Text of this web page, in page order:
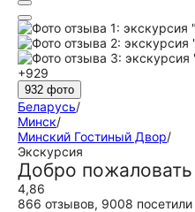
+929
932 фото
Беларусь/
Минск/
Минский Гостиный Двор/
Экскурсия
Добро
4,86
866 отзывов, 9008 посетили